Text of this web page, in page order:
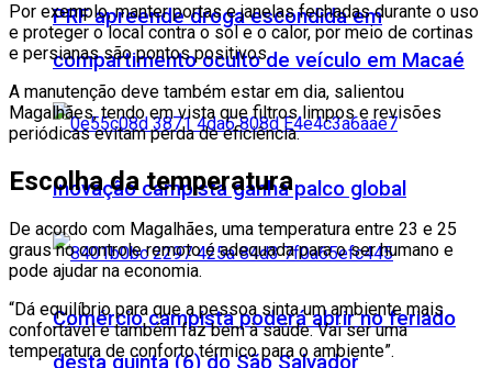
PRF apreende droga escondida em
compartimento oculto de veículo em Macaé
Inovação campista ganha palco global
Comércio campista poderá abrir no feriado
desta quinta (6) do São Salvador
Por exemplo, manter portas e janelas fechadas durante o uso
e proteger o local contra o sol e o calor, por meio de cortinas
e persianas são pontos positivos.
A manutenção deve também estar em dia, salientou
Magalhães, tendo em vista que filtros limpos e revisões
periódicas evitam perda de eficiência.
Escolha da temperatura
De acordo com Magalhães, uma temperatura entre 23 e 25
graus no controle remoto é adequada para o ser humano e
pode ajudar na economia.
“Dá equilíbrio para que a pessoa sinta um ambiente mais
confortável e também faz bem à saúde. Vai ser uma
temperatura de conforto térmico para o ambiente”.